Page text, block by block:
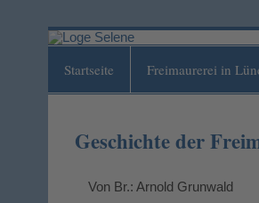
Loge
im Orient zu Lüneburg
Startseite Freimaurerei in
Geschichte der
Von Br.: Arnold Grunwald